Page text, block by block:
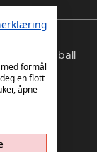
Håndball
formål
en flott
åpne